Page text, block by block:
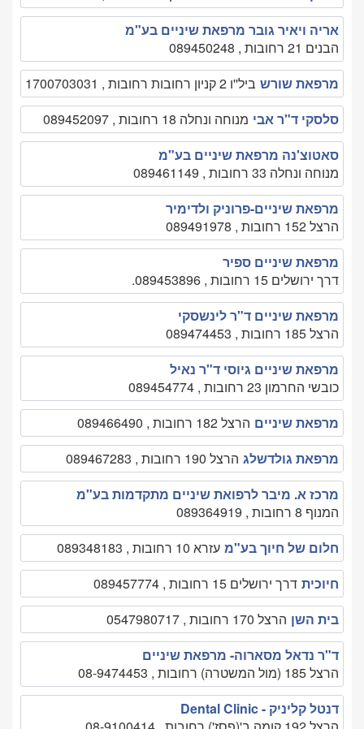
אריה ויאיר גובר מרפאת שיניים בע"מ
הבנים 21 רחובות , 089450248
מרפאת שורש ביל''ו 2 קניון רחובות רחובות , 1700703031
סלסקי ד"ר אבי מנוחה ונחלה 18 רחובות , 089452097
סאטוצ'נה מרפאת שיניים בע"מ
מנוחה ונחלה 33 רחובות , 089461149
מרפאת שיניים-פרוניק ולדימיר
הרצל 152 רחובות , 089491978
מרפאת שיניים ספיר
דרך ירושלים 15 רחובות , 089453896.
מרפאת שיניים ד"ר לינשסקי
הרצל 185 רחובות , 089474453
מרפאת שיניים גיוסי ד"ר נאיל
כובשי החרמון 23 רחובות , 089454774
מרפאת שיניים הרצל 182 רחובות , 089466490
מרפאת גולדשלג הרצל 190 רחובות , 089467283
מרכז א. מיבר לרפואת שיניים מתקדמות בע"מ
המנוף 8 רחובות , 089364919
חלום של חיוך בע"מ עזרא 10 רחובות , 089348183
חיוכית דרך ירושלים 15 רחובות , 089457774
בית השן הרצל 170 רחובות , 0547980717
ד"ר נדאל מסארוה- מרפאת שיניים
הרצל 185 (מול המשטרה) רחובות , 08-9474453
דנטל קליניק - Dental Clinic